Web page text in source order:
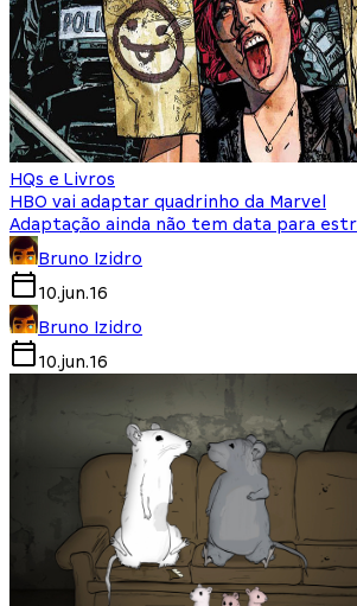
HQs e Livros
HBO vai adaptar quadrinho da Marvel
Adaptação ainda não tem data para
Bruno Izidro
10.jun.16
Bruno Izidro
10.jun.16